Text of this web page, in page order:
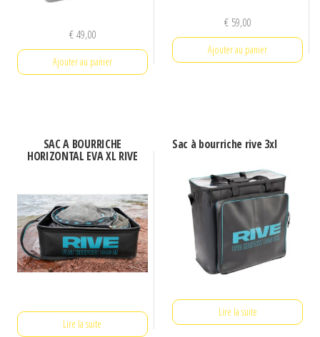
€49,00
Ajouter au panier
€ 59,00
Ajouter au panier
SAC A BOURRICHE
HORIZONTAL EVA XL RIVE
Lire la suite
Sac à bourriche rive 3xl
Lire la suite